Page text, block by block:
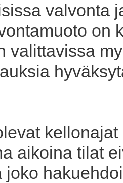
valvonta
on
valittavissa
aikoina tilat
joko